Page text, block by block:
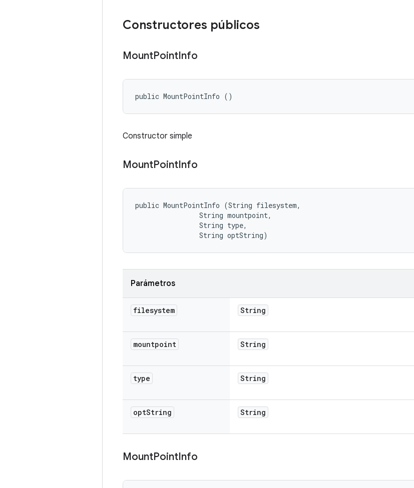
Constructores públicos
MountPointInfo
public MountPointInfo ()
Constructor simple
MountPointInfo
public MountPointInfo (String filesystem,
                String mountpoint,
                String type,
                String optString)
Parámetros
filesystem String
mountpoint String
type String
optString String
MountPointInfo